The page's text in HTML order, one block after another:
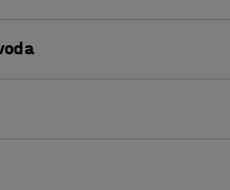
ravnomjerno podižu i spuštaju
veći radni prostor i